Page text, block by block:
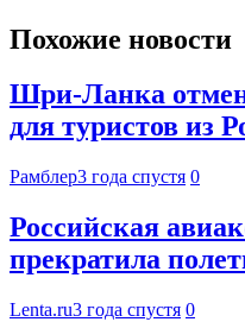
Похожие новости
Шри-Ланка
для туристов из
Рамблер3 года спустя 0
Российская
прекратила
Lenta.ru3 года спустя 0